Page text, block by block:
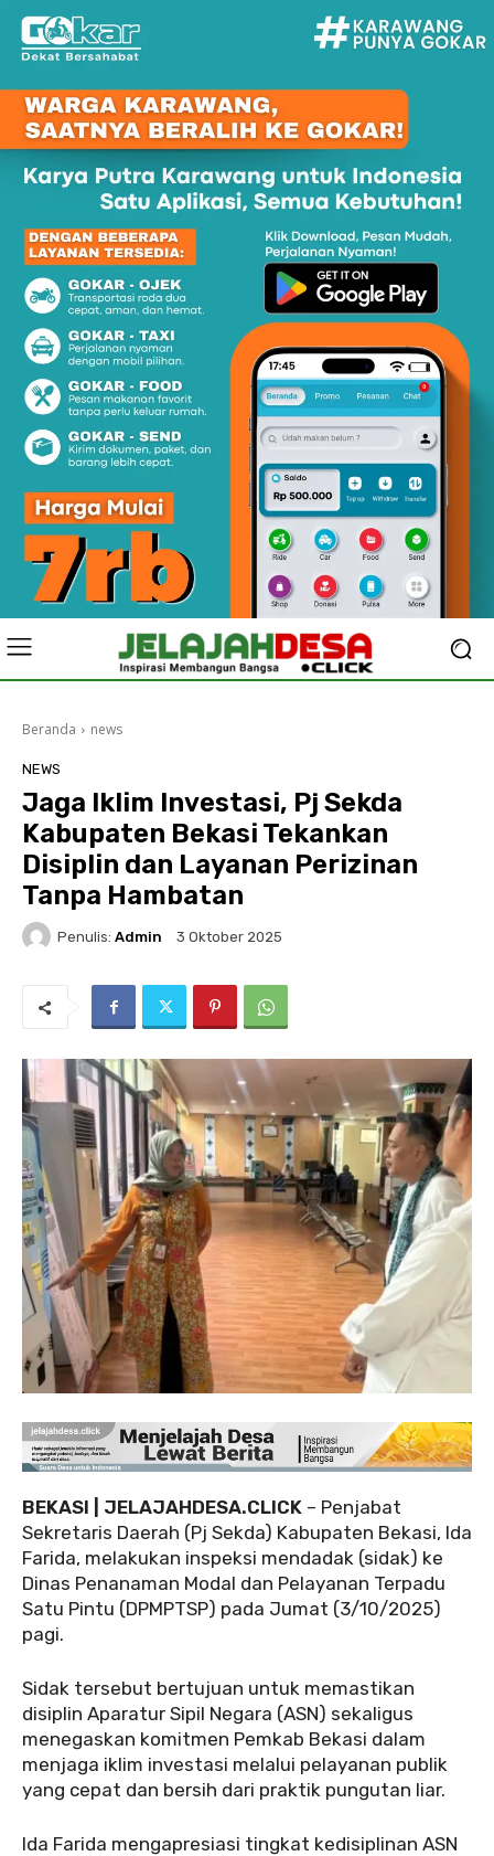
Beranda news
NEWS
Jaga Iklim Investasi, Pj Sekda
Kabupaten Bekasi Tekankan
Disiplin dan Layanan Perizinan
Tanpa Hambatan
Penulis: Admin 3 Oktober 2025
BEKASI | JELAJAHDESA.CLICK – Penjabat
Sekretaris Daerah (Pj Sekda) Kabupaten Bekasi, Ida
Farida, melakukan inspeksi mendadak (sidak) ke
Dinas Penanaman Modal dan Pelayanan Terpadu
Satu Pintu (DPMPTSP) pada Jumat (3/10/2025)
pagi.
Sidak tersebut bertujuan untuk memastikan
disiplin Aparatur Sipil Negara (ASN) sekaligus
menegaskan komitmen Pemkab Bekasi dalam
menjaga iklim investasi melalui pelayanan publik
yang cepat dan bersih dari praktik pungutan liar.
Ida Farida mengapresiasi tingkat kedisiplinan ASN